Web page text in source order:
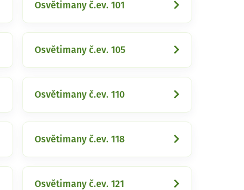
Osvětimany č.ev. 101
Osvětimany č.ev. 105
Osvětimany č.ev. 110
Osvětimany č.ev. 118
Osvětimany č.ev. 121